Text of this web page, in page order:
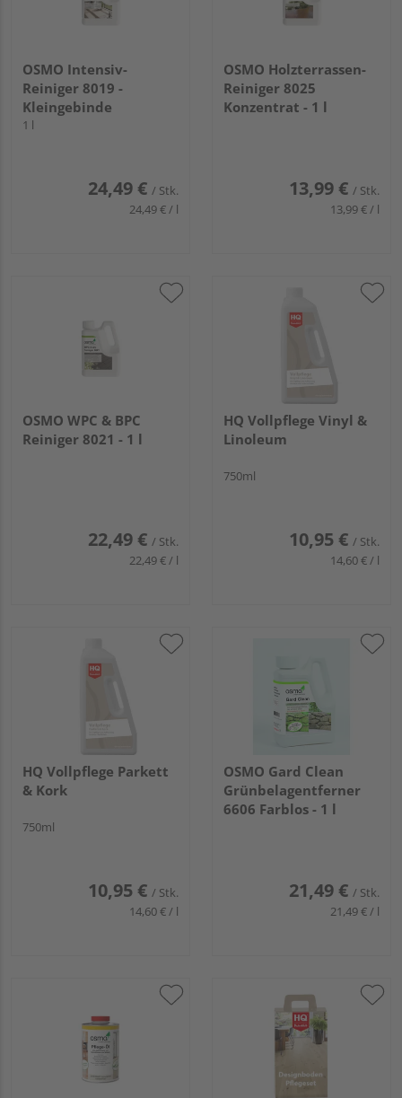
OSMO Intensiv-
Reiniger 8019 -
Kleingebinde
1 l
24,49 € / Stk.
24,49 € / l
OSMO Holzterrassen-
Reiniger 8025
Konzentrat - 1 l
13,99 € / Stk.
13,99 € / l
OSMO WPC & BPC
Reiniger 8021 - 1 l
22,49 € / Stk.
22,49 € / l
HQ Vollpflege Vinyl &
Linoleum
750ml
10,95 € / Stk.
14,60 € / l
HQ Vollpflege Parkett
& Kork
750ml
10,95 € / Stk.
14,60 € / l
OSMO Gard Clean
Grünbelagentferner
6606 Farblos - 1 l
21,49 € / Stk.
21,49 € / l